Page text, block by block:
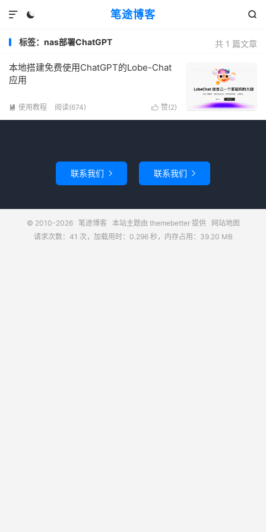
笔途博客
 

共 1 篇文章
标签：nas部署ChatGPT
本地搭建免费使用ChatGPT的Lobe-Chat
应用
 赞(2)
 使用教程 阅读(674)
联系我们  联系我们 
© 2010-2026 笔途博客 本站主题由 themebetter提供
网站地图
请求次数：41 次，加载用时：0.296 秒，内存占用：39.20 MB